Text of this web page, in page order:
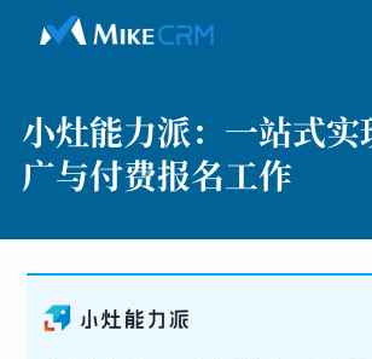
小灶能力派： 一站式实
广与付费报名工作